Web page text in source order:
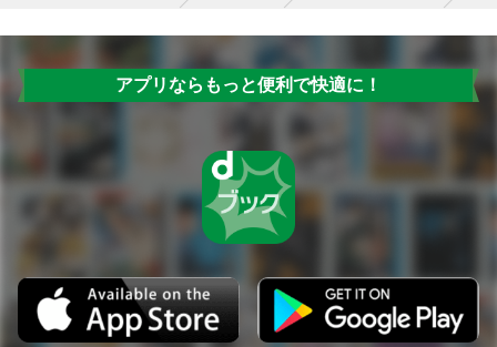
アプリならもっと便利で快適に！